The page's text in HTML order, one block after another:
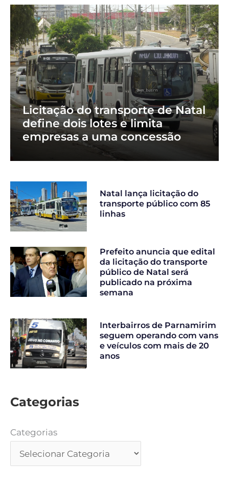
Licitação do transporte de Natal
define dois lotes e limita
empresas a uma concessão
Natal lança licitação do
transporte público com 85
linhas
Prefeito anuncia que edital
da licitação do transporte
público de Natal será
publicado na próxima
semana
Interbairros de Parnamirim
seguem operando com vans
e veículos com mais de 20
anos
Categorias
Categorias